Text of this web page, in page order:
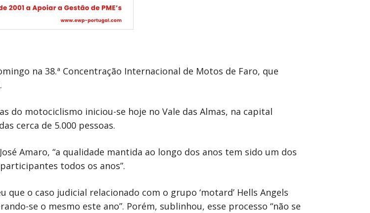
na 38.ª Concentração Internacional de Motos de Faro, que
do motociclismo iniciou-se hoje no Vale das Almas, na capital
cerca de 5.000 pessoas.
Amaro, “a qualidade mantida ao longo dos anos tem sido um dos
todos os anos”.
o caso judicial relacionado com o grupo ‘motard’ Hells Angels
se o mesmo este ano”. Porém, sublinhou, esse processo “não se